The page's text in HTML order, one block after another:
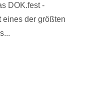
DOK.fest -
eines der größten